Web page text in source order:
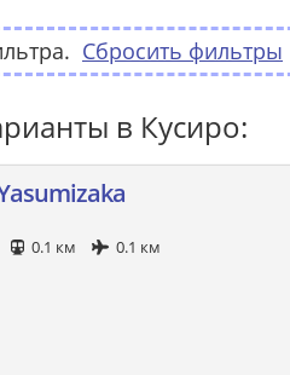
Сбросить фильтры
в Кусиро:
0.1 км 0.1 км